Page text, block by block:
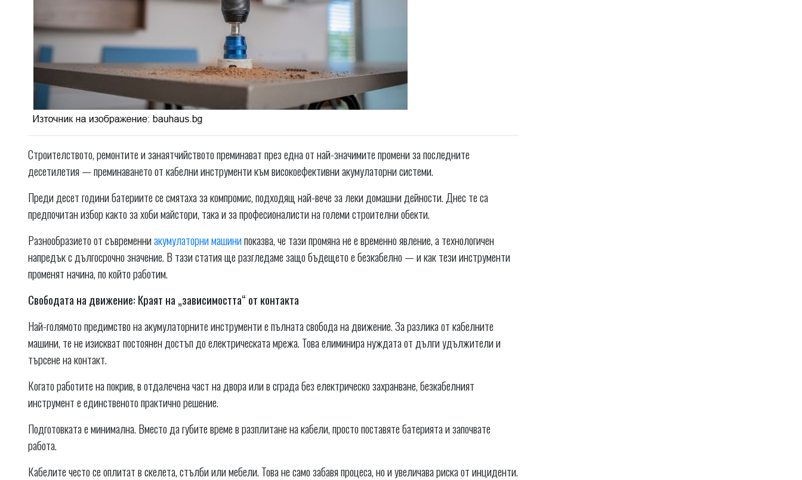
Строителството, ремонтите и занаятчийството преминават през една от най-значимите промени за последните
десетилетия — преминаването от кабелни инструменти към високоефективни акумулаторни системи.
Преди десет години батериите се смятаха за компромис, подходящ най-вече за леки домашни дейности. Днес те са
предпочитан избор както за хоби майстори, така и за професионалисти на големи строителни обекти.
Разнообразието от съвременниакумулаторни машинипоказва, че тази промяна не е временно явление, а технологичен
напредък с дългосрочно значение. В тази статия ще разгледаме защо бъдещето е безкабелно — и как тези инструменти
променят начина, по който работим.
Свободата на движение: Краят на „зависимостта“ от контакта
Най-голямото предимство на акумулаторните инструменти е пълната свобода на движение. За разлика от кабелните
машини, те не изискват постоянен достъп до електрическата мрежа. Това елиминира нуждата от дълги удължители и
търсене на контакт.
Когато работите на покрив, в отдалечена част на двора или в сграда без електрическо захранване, безкабелният
инструмент е единственото практично решение.
Подготовката е минимална. Вместо да губите време в разплитане на кабели, просто поставяте батерията и започвате
работа.
Кабелите често се оплитат в скелета, стълби или мебели. Това не само забавя процеса, но и увеличава риска от инциденти.